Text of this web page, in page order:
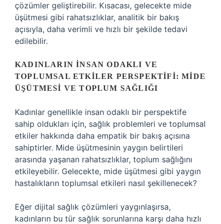
çözümler geliştirebilir. Kısacası, gelecekte mide
üşütmesi gibi rahatsızlıklar, analitik bir bakış
açısıyla, daha verimli ve hızlı bir şekilde tedavi
edilebilir.
KADINLARIN İNSAN ODAKLI VE
TOPLUMSAL ETKILER PERSPEKTIFI: MIDE
ÜŞÜTMESI VE TOPLUM SAĞLIĞI
Kadınlar genellikle insan odaklı bir perspektife
sahip oldukları için, sağlık problemleri ve toplumsal
etkiler hakkında daha empatik bir bakış açısına
sahiptirler. Mide üşütmesinin yaygın belirtileri
arasında yaşanan rahatsızlıklar, toplum sağlığını
etkileyebilir. Gelecekte, mide üşütmesi gibi yaygın
hastalıkların toplumsal etkileri nasıl şekillenecek?
Eğer dijital sağlık çözümleri yaygınlaşırsa,
kadınların bu tür sağlık sorunlarına karşı daha hızlı